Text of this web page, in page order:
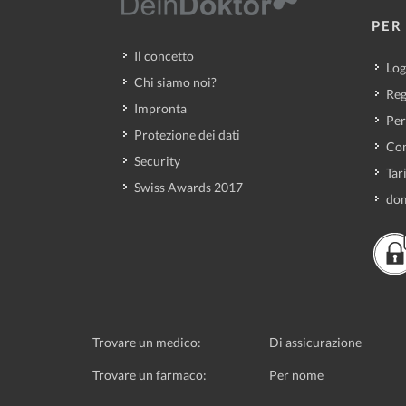
Il concetto
Chi siamo noi?
Impronta
Protezione dei dati
Security
Swiss Awards 2017
Trovare un medico: Di assicurazione
Trovare un farmaco: Per nome